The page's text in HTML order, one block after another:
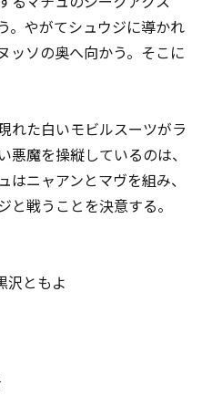
。やがてシュウジに導かれ
ッソの奥へ向かう。そこに
れた白いモビルスーツがラ
悪魔を操縦しているのは、
ニャアンとマヴを組み、
と戦うことを決意する。
沢ともよ